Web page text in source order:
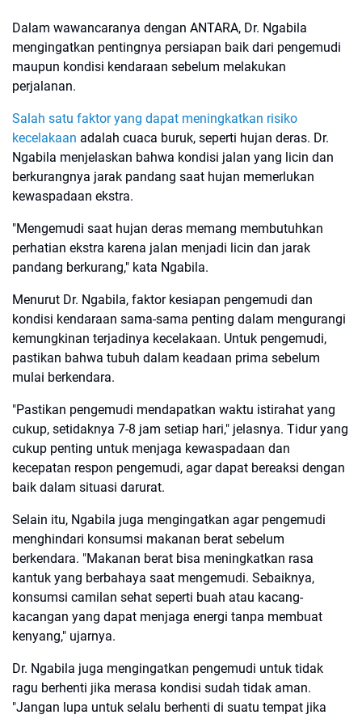
Dalam wawancaranya dengan ANTARA, Dr. Ngabila
mengingatkan pentingnya persiapan baik dari pengemudi
maupun kondisi kendaraan sebelum melakukan
perjalanan.
Salah satu faktor yang dapat meningkatkan risiko
kecelakaan adalah cuaca buruk, seperti hujan deras. Dr.
Ngabila menjelaskan bahwa kondisi jalan yang licin dan
berkurangnya jarak pandang saat hujan memerlukan
kewaspadaan ekstra.
"Mengemudi saat hujan deras memang membutuhkan
perhatian ekstra karena jalan menjadi licin dan jarak
pandang berkurang," kata Ngabila.
Menurut Dr. Ngabila, faktor kesiapan pengemudi dan
kondisi kendaraan sama-sama penting dalam mengurangi
kemungkinan terjadinya kecelakaan. Untuk pengemudi,
pastikan bahwa tubuh dalam keadaan prima sebelum
mulai berkendara.
"Pastikan pengemudi mendapatkan waktu istirahat yang
cukup, setidaknya 7-8 jam setiap hari," jelasnya. Tidur yang
cukup penting untuk menjaga kewaspadaan dan
kecepatan respon pengemudi, agar dapat bereaksi dengan
baik dalam situasi darurat.
Selain itu, Ngabila juga mengingatkan agar pengemudi
menghindari konsumsi makanan berat sebelum
berkendara. "Makanan berat bisa meningkatkan rasa
kantuk yang berbahaya saat mengemudi. Sebaiknya,
konsumsi camilan sehat seperti buah atau kacang-
kacangan yang dapat menjaga energi tanpa membuat
kenyang," ujarnya.
Dr. Ngabila juga mengingatkan pengemudi untuk tidak
ragu berhenti jika merasa kondisi sudah tidak aman.
"Jangan lupa untuk selalu berhenti di suatu tempat jika